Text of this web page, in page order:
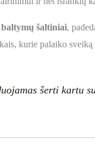
šaltiniai,
kurie palaiko sveiką
šerti kartu